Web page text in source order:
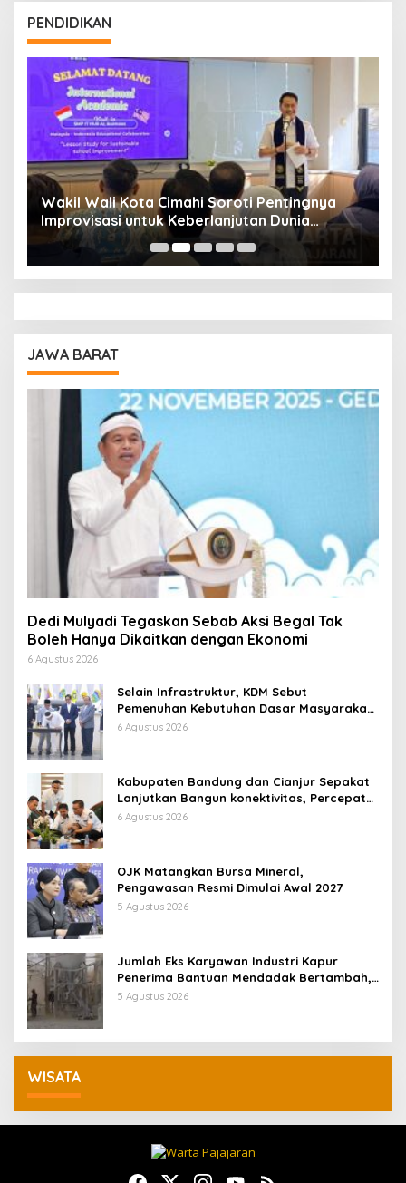
PENDIDIKAN
Wakil Wali Kota Cimahi Soroti Pentingnya
Improvisasi untuk Keberlanjutan Dunia
Pendidikan
JAWA BARAT
Dedi Mulyadi Tegaskan Sebab Aksi Begal Tak
Boleh Hanya Dikaitkan dengan Ekonomi
6 Agustus 2026
Selain Infrastruktur, KDM Sebut
Pemenuhan Kebutuhan Dasar Masyarakat
Jadi Fokus APBD Jabar 2027
6 Agustus 2026
Kabupaten Bandung dan Cianjur Sepakat
Lanjutkan Bangun konektivitas, Percepat
Pertumbuhan Ekonomi Daerah
6 Agustus 2026
OJK Matangkan Bursa Mineral,
Pengawasan Resmi Dimulai Awal 2027
5 Agustus 2026
Jumlah Eks Karyawan Industri Kapur
Penerima Bantuan Mendadak Bertambah,
KDM: Kita Identifikasi
5 Agustus 2026
WISATA